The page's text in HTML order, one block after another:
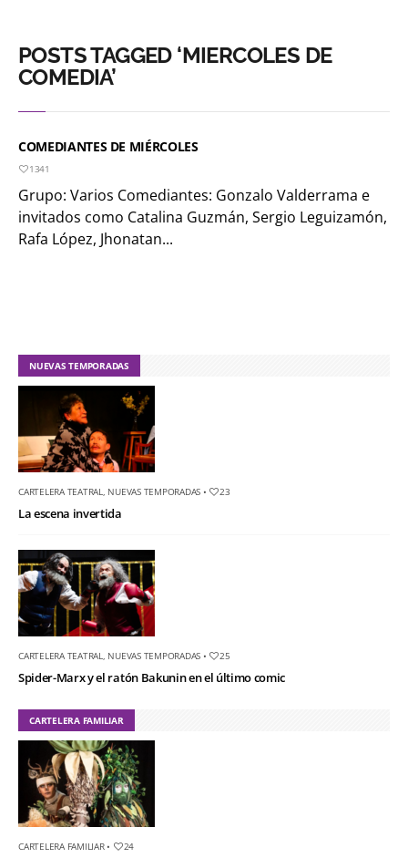
POSTS TAGGED ‘MIERCOLES DE
COMEDIA’
COMEDIANTES DE MIÉRCOLES
1341
Grupo: Varios Comediantes: Gonzalo Valderrama e
invitados como Catalina Guzmán, Sergio Leguizamón,
Rafa López, Jhonatan...
NUEVAS TEMPORADAS
CARTELERA TEATRAL NUEVAS TEMPORADAS • 23
La escena invertida
CARTELERA TEATRAL NUEVAS TEMPORADAS • 25
Spider-Marx y el ratón Bakunin en el último comic
CARTELERA FAMILIAR
CARTELERA FAMILIAR• 24